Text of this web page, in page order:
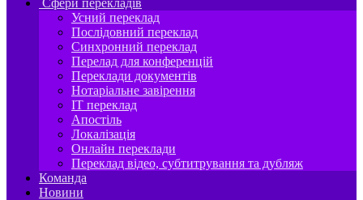
Сфери перекладів
Усний переклад
Послідовний переклад
Синхронний переклад
Перелад для конференцій
Переклади документів
Нотаріальне завірення
IT переклад
Апостіль
Локалізація
Онлайн переклади
Переклад відео, субтитрування та дубляж
Команда
Новини